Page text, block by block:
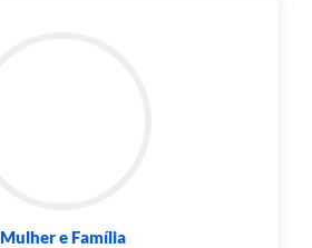
Mulher e Família